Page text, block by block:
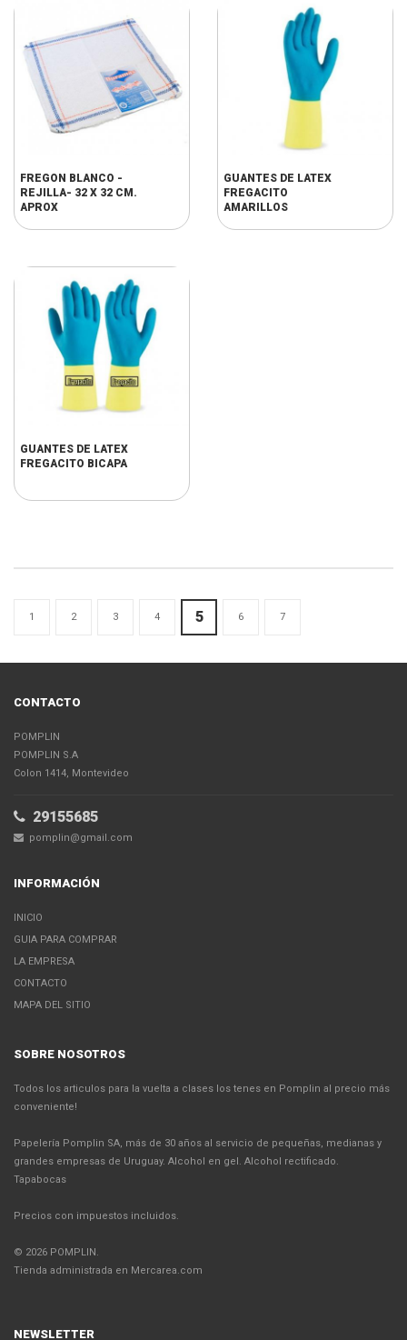
FREGON BLANCO -
REJILLA- 32 X 32 CM.
APROX
GUANTES DE LATEX
FREGACITO
AMARILLOS
GUANTES DE LATEX
FREGACITO BICAPA
1 2 3 4 5 6 7
CONTACTO
POMPLIN
POMPLIN S.A
Colon 1414, Montevideo
29155685
pomplin@gmail.com
INFORMACIÓN
INICIO
GUIA PARA COMPRAR
LA EMPRESA
CONTACTO
MAPA DEL SITIO
SOBRE NOSOTROS
Todos los articulos para la vuelta a clases los tenes en Pomplin al precio más
conveniente!
Papelería Pomplin SA, más de 30 años al servicio de pequeñas, medianas y
grandes empresas de Uruguay. Alcohol en gel. Alcohol rectificado.
Tapabocas
Precios con impuestos incluidos.
© 2026 POMPLIN.
Tienda administrada en Mercarea.com
NEWSLETTER